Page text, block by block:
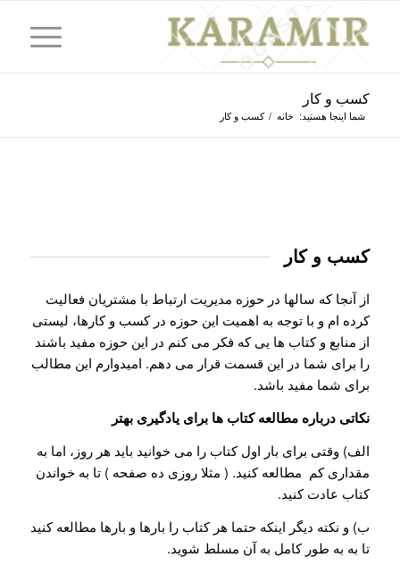
کسب و کار
شما اینجا هستید: خانه / کسب و کار
کسب و کار
از آنجا که سالها در حوزه مدیریت ارتباط با مشتریان فعالیت
کرده ام و با توجه به اهمیت این حوزه در کسب و کارها، لیستی
از منابع و کتاب ها یی که فکر می کنم در این حوزه مفید باشند
را برای شما در این قسمت قرار می دهم. امیدوارم این مطالب
برای شما مفید باشد.
نکاتی درباره مطالعه کتاب ها برای یادگیری بهتر
الف) وقتی برای بار اول کتاب را می خوانید باید هر روز، اما به
مقداری کم مطالعه کنید. ( مثلا روزی ده صفحه ) تا به خواندن
کتاب عادت کنید.
ب) و نکته دیگر اینکه حتما هر کتاب را بارها و بارها مطالعه کنید
تا به به طور کامل به آن مسلط شوید.